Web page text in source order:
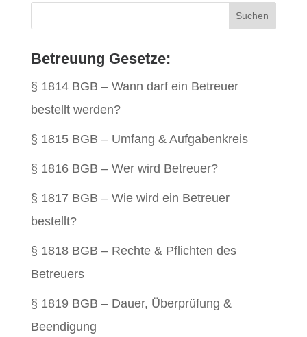
Betreuung Gesetze:
§ 1814 BGB – Wann darf ein Betreuer
bestellt werden?
§ 1815 BGB – Umfang & Aufgabenkreis
§ 1816 BGB – Wer wird Betreuer?
§ 1817 BGB – Wie wird ein Betreuer
bestellt?
§ 1818 BGB – Rechte & Pflichten des
Betreuers
§ 1819 BGB – Dauer, Überprüfung &
Beendigung